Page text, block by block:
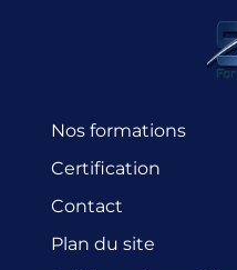
Nos formations
Certification
Contact
Plan du site